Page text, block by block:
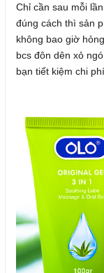
Chỉ cần sau mỗi
đúng cách thì sản
không bao giờ
bcs đôn dên xỏ
bạn tiết kiệm chi